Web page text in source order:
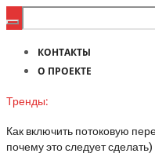
КОНТАКТЫ
О ПРОЕКТЕ
Тренды:
Как включить потоковую
почему это следует сделать)